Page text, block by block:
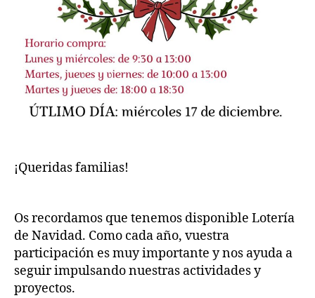
¡Queridas familias!
Os recordamos que tenemos disponible Lotería
de Navidad. Como cada año, vuestra
participación es muy importante y nos ayuda a
seguir impulsando nuestras actividades y
proyectos.